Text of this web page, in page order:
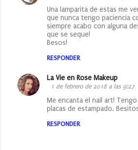
Una lamparita de estas me
que nunca tengo paciencia
siempre acabo con alguna
que se seque!
Besos!
RESPONDER
La Vie en Rose Makeup
1 de febrero de 2018 a las 9:27
Me encanta el nail art!
placas de estampado.
RESPONDER